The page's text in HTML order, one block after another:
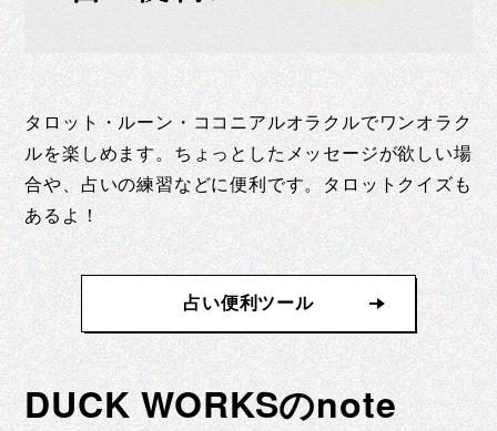
タロット・ルーン・ココニアルオラクルでワンオラク
ルを楽しめます。ちょっとしたメッセージが欲しい場
合や、占いの練習などに便利です。タロットクイズも
あるよ！
占い便利ツール
DUCK WORKSのnote